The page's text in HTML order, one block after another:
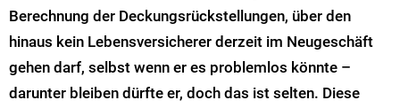
Berechnung der Deckungsrückstellungen, über den
hinaus kein Lebensversicherer derzeit im Neugeschäft
gehen darf, selbst wenn er es problemlos könnte –
darunter bleiben dürfte er, doch das ist selten. Diese